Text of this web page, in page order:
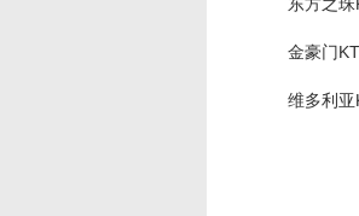
金豪门
维多利